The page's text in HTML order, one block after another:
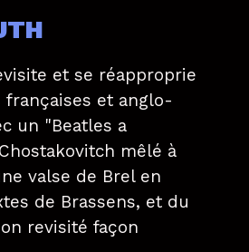
et se réapproprie
françaises et anglo-
un "Beatles a
mêlé à
valse de Brel en
de Brassens, et du
revisité façon